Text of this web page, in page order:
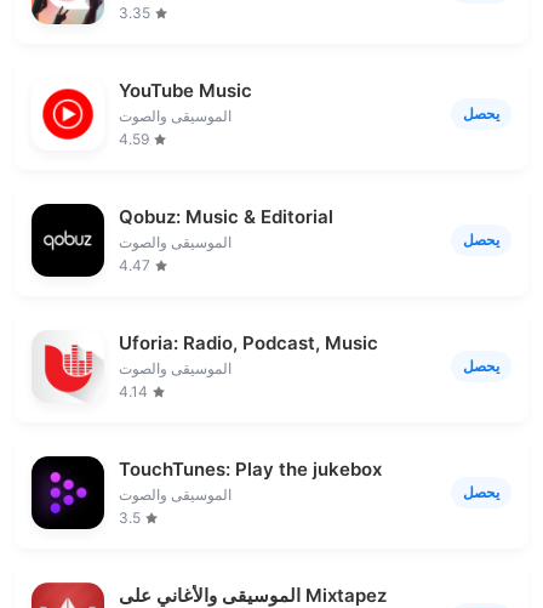
3.35
YouTube Music
الموسيقى والصوت
4.59
يحصل
Qobuz: Music & Editorial
الموسيقى والصوت
4.47
يحصل
Uforia: Radio, Podcast, Music
الموسيقى والصوت
4.14
يحصل
TouchTunes: Play the jukebox
الموسيقى والصوت
3.5
يحصل
الموسيقى والأغاني على Mixtapez